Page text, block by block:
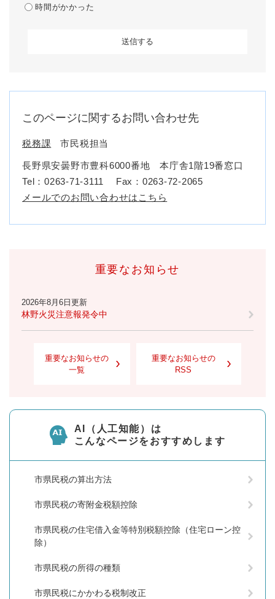
時間がかかった
このページに関するお問い合わせ先
税務課 市民税担当
長野県安曇野市豊科6000番地 本庁舎1階19番窓口
Tel：0263-71-3111
Fax：0263-72-2065
メールでのお問い合わせはこちら
重要なお知らせ
2026年8月6日更新
林野火災注意報発令中
重要なお知らせの
一覧
重要なお知らせの
RSS
AI（人工知能）は
こんなページをおすすめします
市県民税の算出方法
市県民税の寄附金税額控除
市県民税の住宅借入金等特別税額控除（住宅ローン控
除）
市県民税の所得の種類
市県民税にかかわる税制改正